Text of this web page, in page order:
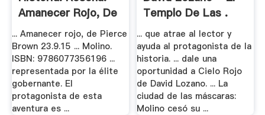
Amanecer Rojo, De
... Amanecer rojo, de Pierce
Brown 23.9.15 ... Molino.
ISBN: 9786077356196 ...
representada por la élite
gobernante. El
protagonista de esta
aventura es ...
Templo De Las .
... que atrae al lector y
ayuda al protagonista de la
historia. ... dale una
oportunidad a Cielo Rojo
de David Lozano. ... La
ciudad de las máscaras:
Molino cesó su ...